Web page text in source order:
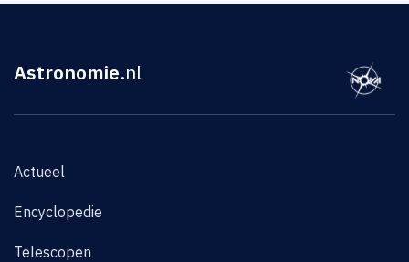
Astronomie.nl
Actueel
Encyclopedie
Telescopen